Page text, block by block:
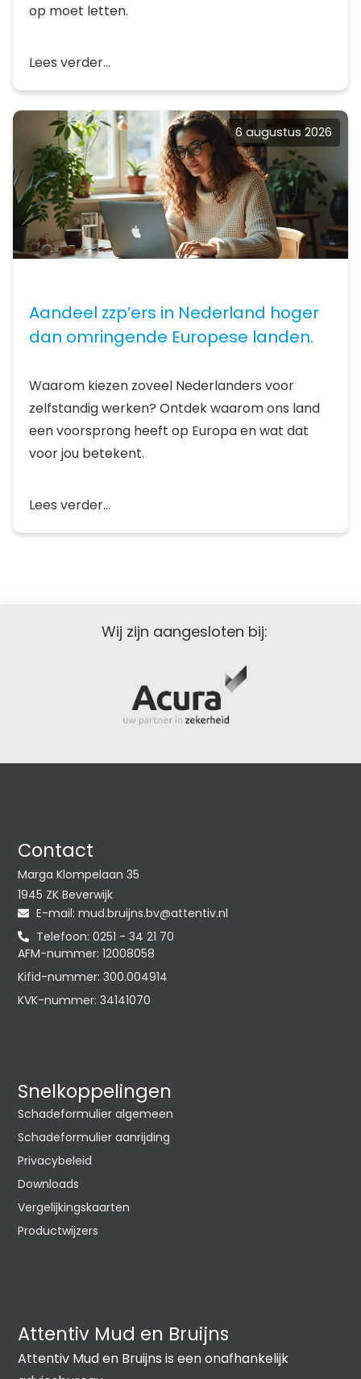
op moet letten.
Lees verder...
6 augustus 2026
Aandeel zzp’ers in Nederland hoger
dan omringende Europese landen.
Waarom kiezen zoveel Nederlanders voor
zelfstandig werken? Ontdek waarom ons land
een voorsprong heeft op Europa en wat dat
voor jou betekent.
Lees verder...
Wij zijn aangesloten bij:
Attentiv Mud en Bruijns
Attentiv Mud en Bruijns is een onafhankelijk
Contact
Marga Klompelaan 35
1945 ZK Beverwijk
E-mail:
ln.vitnetta
@vb.snjiurb.dum
Telefoon: 0251 - 34 21 70
AFM-nummer: 12008058
Kifid-nummer: 300.004914
KVK-nummer: 34141070
Snelkoppelingen
Schadeformulier algemeen
Schadeformulier aanrijding
Privacybeleid
Downloads
Vergelijkingskaarten
Productwijzers